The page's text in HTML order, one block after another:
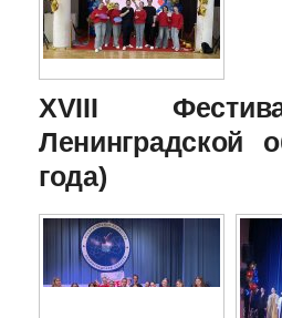
XVIII
Ленинградской
года)